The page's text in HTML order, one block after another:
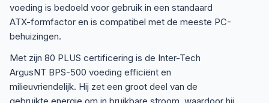
voeding is bedoeld voor gebruik in een standaard
ATX-formfactor en is compatibel met de meeste PC-
behuizingen.
Met zijn 80 PLUS certificering is de Inter-Tech
ArgusNT BPS-500 voeding efficiënt en
milieuvriendelijk. Hij zet een groot deel van de